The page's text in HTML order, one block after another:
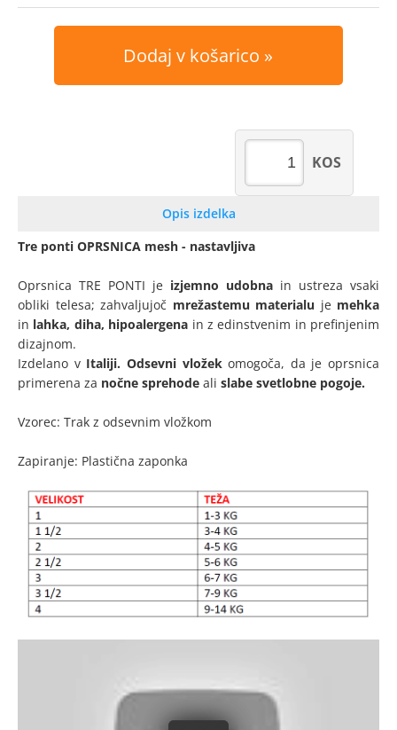
Dodaj v košarico
KOS
Opis izdelka
Tre ponti OPRSNICA mesh - nastavljiva
Oprsnica TRE PONTI je izjemno udobna in ustreza vsaki
obliki telesa; zahvaljujoč mrežastemu materialu je mehka
in lahka, diha, hipoalergena in z edinstvenim in prefinjenim
dizajnom.
Izdelano v Italiji. Odsevni vložekomogoča, da je oprsnica
primerena za nočne sprehode ali slabe svetlobne pogoje.
Vzorec: Trak z odsevnim vložkom
Zapiranje: Plastična zaponka